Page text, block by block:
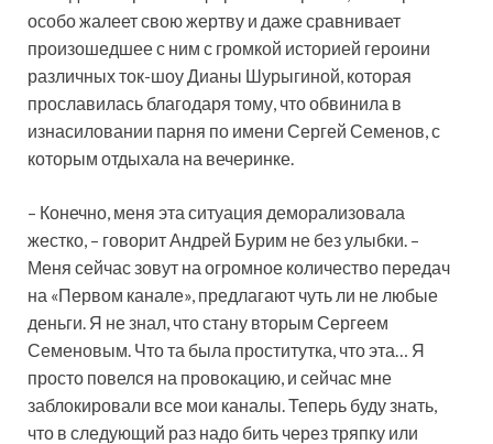
особо жалеет свою жертву и даже сравнивает
произошедшее с ним с громкой историей героини
различных ток-шоу Дианы Шурыгиной, которая
прославилась благодаря тому, что обвинила в
изнасиловании парня по имени Сергей Семенов, с
которым отдыхала на вечеринке.
– Конечно, меня эта ситуация деморализовала
жестко, – говорит Андрей Бурим не без улыбки. –
Меня сейчас зовут на огромное количество передач
на «Первом канале», предлагают чуть ли не любые
деньги. Я не знал, что стану вторым Сергеем
Семеновым. Что та была проститутка, что эта… Я
просто повелся на провокацию, и сейчас мне
заблокировали все мои каналы. Теперь буду знать,
что в следующий раз надо бить через тряпку или